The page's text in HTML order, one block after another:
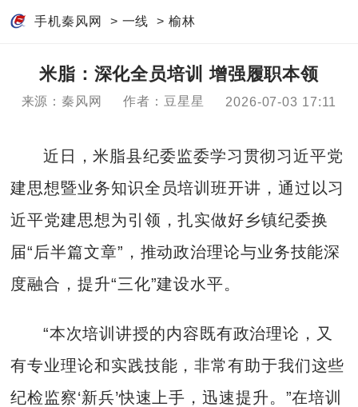
手机秦风网 > 一线 > 榆林
米脂：深化全员培训 增强履职本领
来源：秦风网 作者：豆星星 2026-07-03 17:11
近日，米脂县纪委监委学习贯彻习近平党
建思想暨业务知识全员培训班开讲，通过以习
近平党建思想为引领，扎实做好乡镇纪委换
届“后半篇文章”，推动政治理论与业务技能深
度融合，提升“三化”建设水平。
“本次培训讲授的内容既有政治理论，又
有专业理论和实践技能，非常有助于我们这些
纪检监察‘新兵’快速上手，迅速提升。”在培训